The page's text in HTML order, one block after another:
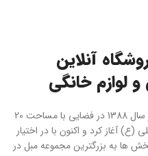
آنلاین
لوازم خانگی
هلدینگ پی جی ما فعالیت خود را از سال 1388 در فضایی با مساحت 20
(ع) آغاز کرد و اکنون با در اختیار
در تمام بخش ها به بزرگترین مجموعه مبل در